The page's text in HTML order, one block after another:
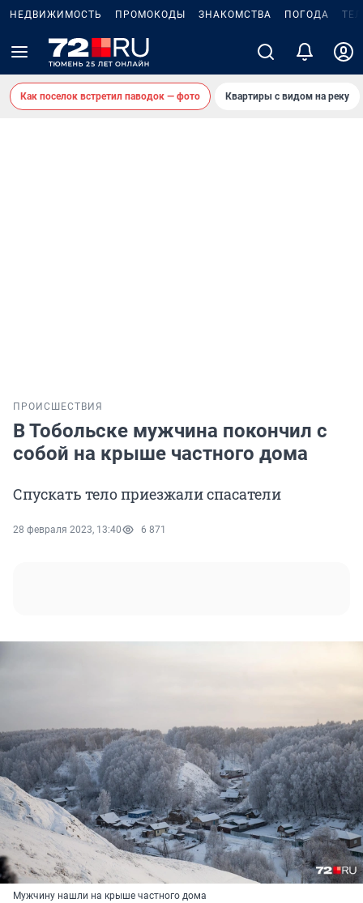
НЕДВИЖИМОСТЬ ПРОМОКОДЫ ЗНАКОМСТВА ПОГОДА
Как поселок встретил паводок — фото Квартиры с видом на реку
ПРОИСШЕСТВИЯ
В Тобольске мужчина покончил с
собой на крыше частного дома
Спускать тело приезжали спасатели
28 февраля 2023, 13:40 6 871
Мужчину нашли на крыше частного дома